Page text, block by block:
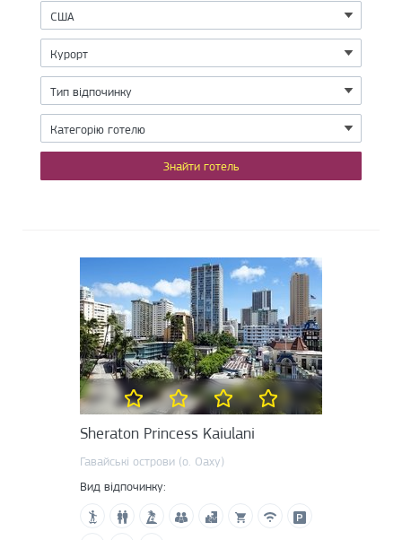
Sheraton Princess Kaiulani
Гавайські острови (о. Оаху)
Вид відпочинку: